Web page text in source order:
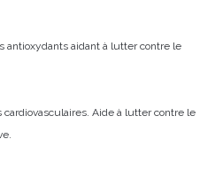
antioxydants aidant à lutter contre le
cardiovasculaires. Aide à lutter contre le